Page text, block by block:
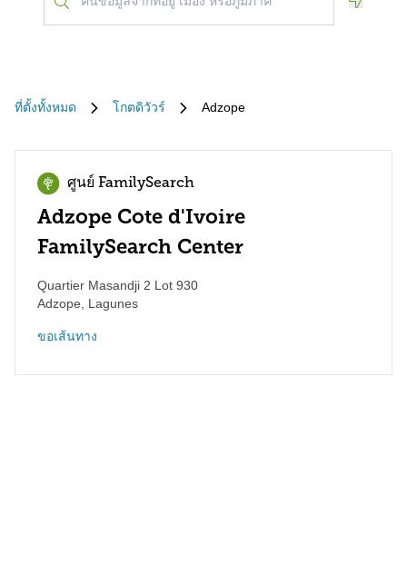
ที่ตั้งทั้งหมด โกตดิวัวร์ Adzope
ศูนย์ FamilySearch
Adzope Cote d'Ivoire
FamilySearch Center
Quartier Masandji 2 Lot 930
Adzope
Lagunes
ขอเส้นทาง